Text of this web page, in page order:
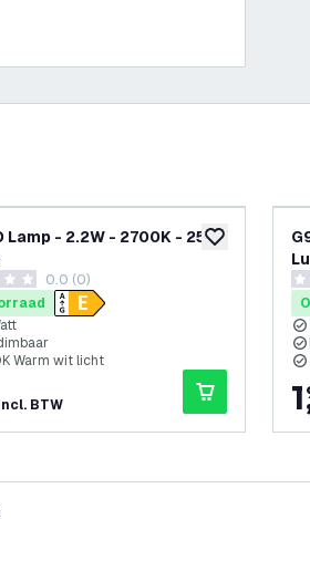
toevoegen
Lamp - 2.2W - 2700K - 250
0.0 (0)
Warm wit licht
BTW
0
1